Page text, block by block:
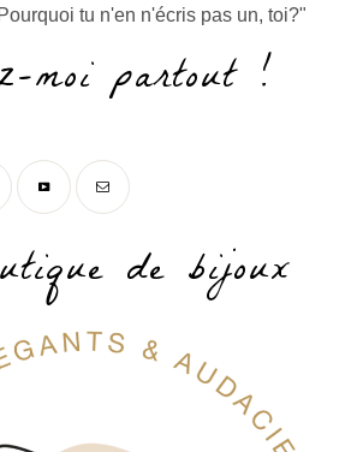
tu n'en n'écris pas un, toi?"
moi partout !
de bijoux